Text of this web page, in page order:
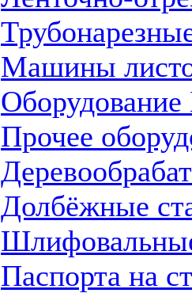
Машины
Прочее
Долбёжные
Паспорта на